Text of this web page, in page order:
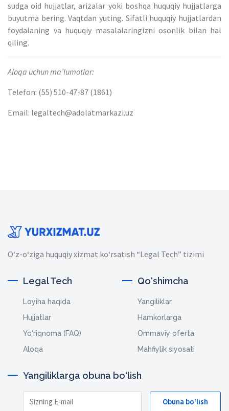
sudga oid hujjatlar, arizalar yoki boshqa huquqiy hujjatlarga
buyutma bering. Vaqtdan yuting. Sifatli huquqiy hujjatlardan
foydalaning va huquqiy masalalaringizni osonlik bilan hal
qiling.
Aloqa uchun ma’lumotlar:
Telefon: (55) 510-47-87 (1861)
Email: legaltech@adolatmarkazi.uz
O‘z-o‘ziga huquqiy xizmat ko‘rsatish “Legal Tech” tizimi
Legal Tech
Loyiha haqida
Hujjatlar
Yo‘riqnoma (FAQ)
Aloqa
Qo‘shimcha
Yangiliklar
Hamkorlarga
Ommaviy oferta
Mahfiylik siyosati
Yangiliklarga obuna bo‘lish
Obuna bo‘lish